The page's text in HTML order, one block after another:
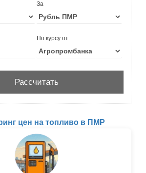
За
По курсу от
цен на топливо в ПМР